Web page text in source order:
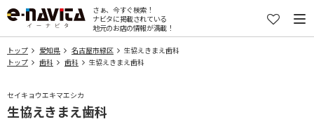
さぁ、今すぐ検索！
ナビタに掲載されている
地元のお店の情報が満載！
トップ 愛知県 名古屋市緑区
生協えきまえ歯科
トップ
歯科 歯科 生協えきまえ歯科
セイキョウエキマエシカ
生協えきまえ歯科